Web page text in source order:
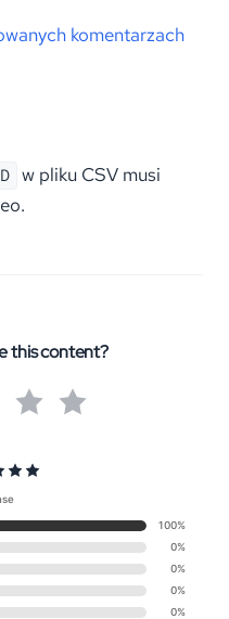
komentarzach
w pliku CSV musi
this content?
100%
0%
0%
0%
0%